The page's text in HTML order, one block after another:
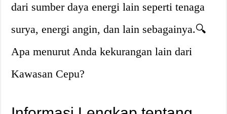
dari sumber daya energi lain seperti tenaga
surya, energi angin, dan lain sebagainya.🔍
Apa menurut Anda kekurangan lain dari
Kawasan Cepu?